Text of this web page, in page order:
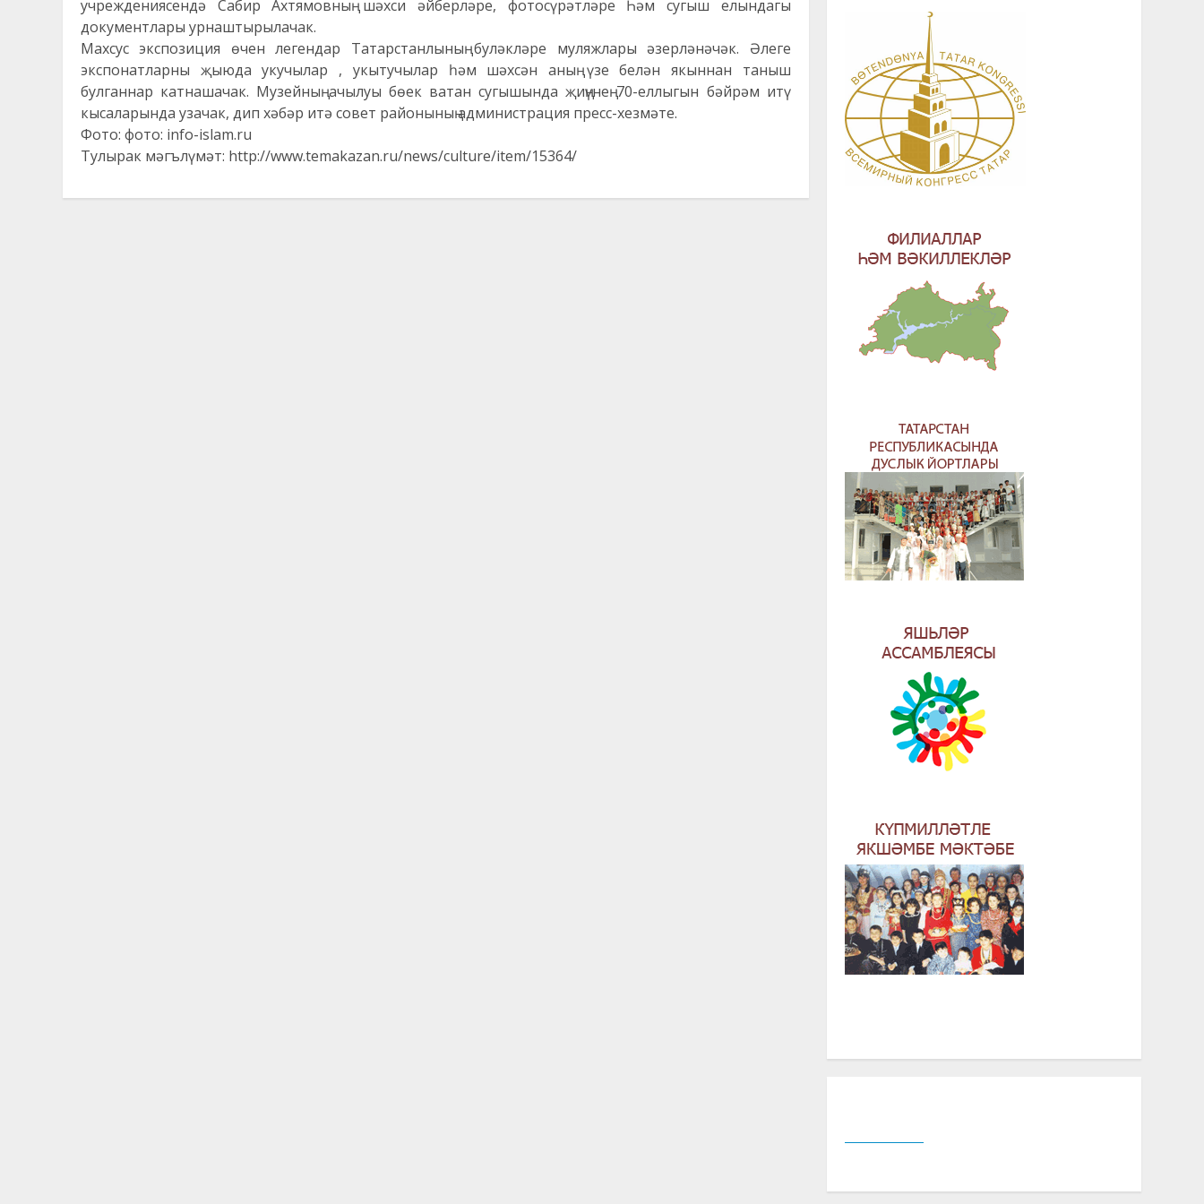
учреждениясендә Сабир Ахтямовның шәхси әйберләре, фотосүрәтләре Һәм сугыш елындагы
документлары урнаштырылачак.
Махсус экспозиция өчен легендар Татарстанлының буләкләре муляжлары әзерләнәчәк. Әлеге
экспонатларны җыюда укучылар , укытучылар һәм шәхсән аның үзе белән якыннан таныш
булганнар катнашачак. Музейның ачылуы бөек ватан сугышында җиңүнең 70-еллыгын бәйрәм итү
кысаларында узачак, дип хәбәр итә совет районының администрация пресс-хезмәте.
Фото: фото: info-islam.ru
Тулырак мәгълүмәт: http://www.temakazan.ru/news/culture/item/15364/